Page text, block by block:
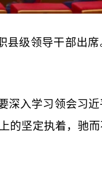
县级领导干部出
深入学习领会习近
的坚定执着，驰而